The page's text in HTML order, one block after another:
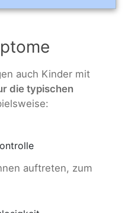
auch Kinder mit
die typischen
auftreten, zum